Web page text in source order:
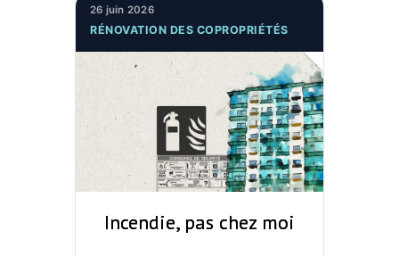
26 juin 2026
RÉNOVATION DES COPROPRIÉTÉS
Incendie, pas chez moi